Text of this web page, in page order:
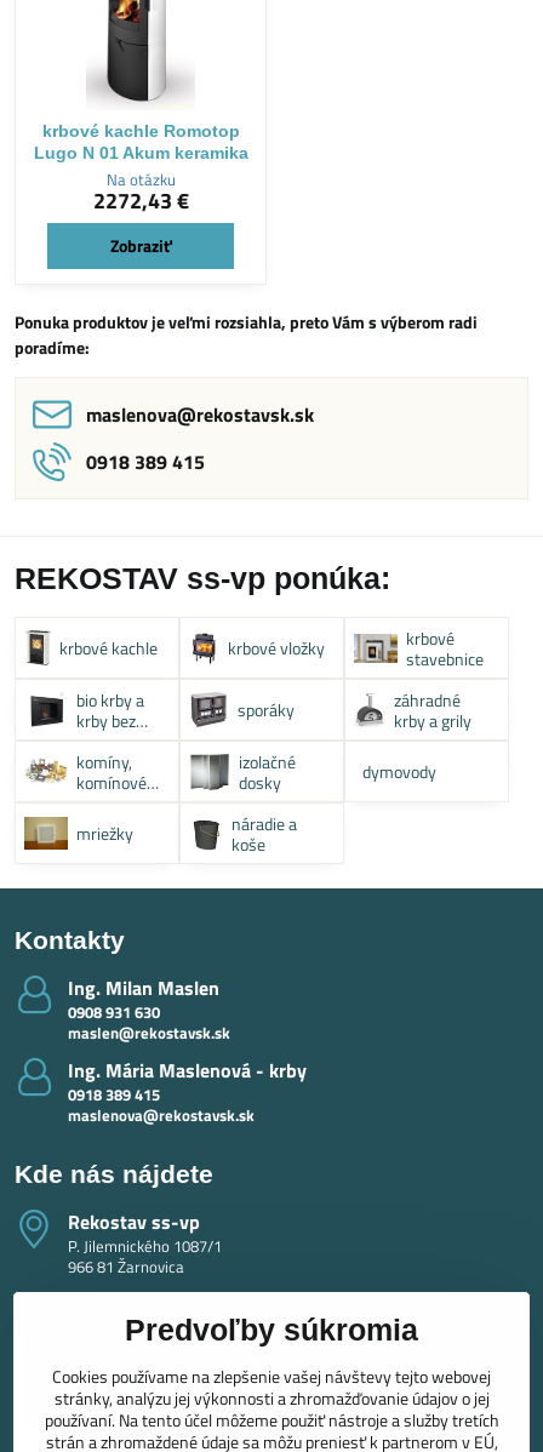
krbové kachle Romotop
Lugo N 01 Akum keramika
Na otázku
2272,43 €
Zobraziť
Ponuka produktov je veľmi rozsiahla, preto Vám s výberom radi
poradíme:
maslenova​@rekostavsk​.sk
0918 389 415
REKOSTAV ss-vp ponúka:
krbové kachle krbové vložky
krbové
stavebnice
bio krby a
krby bez
komína
sporáky
záhradné
krby a grily
komíny,
komínové
systémy
izolačné
dosky
dymovody
mriežky
náradie a
koše
Kontakty
Ing​. Milan Maslen
0908 931 630
maslen@rekostavsk.sk
Ing​. Mária Maslenová - krby
0918 389 415
maslenova@rekostavsk.sk
Kde nás nájdete
Rekostav ss-vp
P. Jilemnického 1087/1
966 81 Žarnovica
Predvoľby súkromia
Cookies používame na zlepšenie vašej návštevy tejto webovej
stránky, analýzu jej výkonnosti a zhromažďovanie údajov o jej
používaní. Na tento účel môžeme použiť nástroje a služby tretích
strán a zhromaždené údaje sa môžu preniesť k partnerom v EÚ,